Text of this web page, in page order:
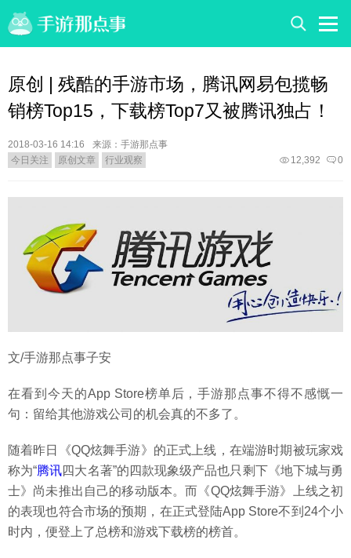
原创 | 残酷的手游市场，腾讯网易包揽畅
销榜Top15，下载榜Top7又被腾讯独占！
2018-03-16 14:16
来源：手游那点事
今日关注
原创文章 行业观察 0
12,392
文/手游那点事子安
在看到今天的App Store榜单后，手游那点事不得不感慨一
句：留给其他游戏公司的机会真的不多了。
随着昨日《QQ炫舞手游》的正式上线，在端游时期被玩家戏
称为“腾讯四大名著”的四款现象级产品也只剩下《地下城与勇
士》尚未推出自己的移动版本。而《QQ炫舞手游》上线之初
的表现也符合市场的预期，在正式登陆App Store不到24个小
时内，便登上了总榜和游戏下载榜的榜首。